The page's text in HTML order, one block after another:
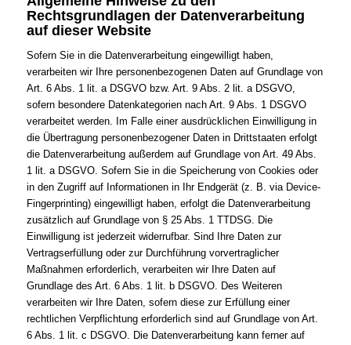
Rechtsgrundlagen der Datenverarbeitung
auf dieser Website
Sofern Sie in die Datenverarbeitung eingewilligt haben,
verarbeiten wir Ihre personenbezogenen Daten auf Grundlage von
Art. 6 Abs. 1 lit. a DSGVO bzw. Art. 9 Abs. 2 lit. a DSGVO,
sofern besondere Datenkategorien nach Art. 9 Abs. 1 DSGVO
verarbeitet werden. Im Falle einer ausdrücklichen Einwilligung in
die Übertragung personenbezogener Daten in Drittstaaten erfolgt
die Datenverarbeitung außerdem auf Grundlage von Art. 49 Abs.
1 lit. a DSGVO. Sofern Sie in die Speicherung von Cookies oder
in den Zugriff auf Informationen in Ihr Endgerät (z. B. via Device-
Fingerprinting) eingewilligt haben, erfolgt die Datenverarbeitung
zusätzlich auf Grundlage von § 25 Abs. 1 TTDSG. Die
Einwilligung ist jederzeit widerrufbar. Sind Ihre Daten zur
Vertragserfüllung oder zur Durchführung vorvertraglicher
Maßnahmen erforderlich, verarbeiten wir Ihre Daten auf
Grundlage des Art. 6 Abs. 1 lit. b DSGVO. Des Weiteren
verarbeiten wir Ihre Daten, sofern diese zur Erfüllung einer
rechtlichen Verpflichtung erforderlich sind auf Grundlage von Art.
6 Abs. 1 lit. c DSGVO. Die Datenverarbeitung kann ferner auf